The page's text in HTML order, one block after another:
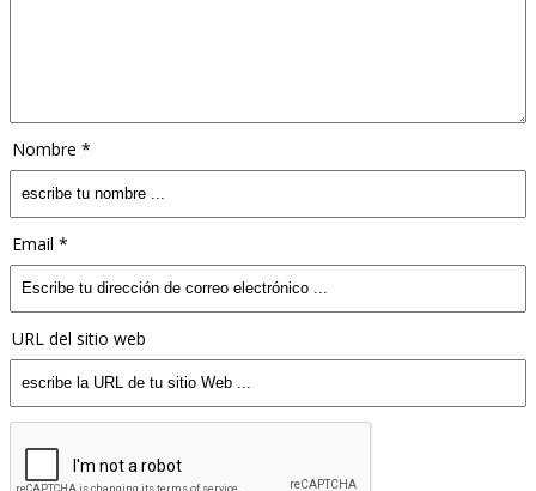
Nombre *
Email *
URL del sitio web